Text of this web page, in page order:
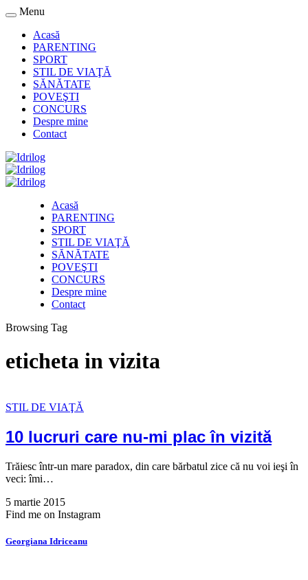
Menu
Acasă
PARENTING
SPORT
STIL DE VIAŢĂ
SĂNĂTATE
POVEŞTI
CONCURS
Despre mine
Contact
Acasă
PARENTING
SPORT
STIL DE VIAŢĂ
SĂNĂTATE
POVEŞTI
CONCURS
Despre mine
Contact
Browsing Tag
eticheta in vizita
STIL DE VIAŢĂ
10 lucruri care nu-mi plac în vizită
Trăiesc într-un mare paradox, din care bărbatul zice că nu voi ieşi în
veci: îmi…
5 martie 2015
Find me on Instagram
Georgiana Idriceanu